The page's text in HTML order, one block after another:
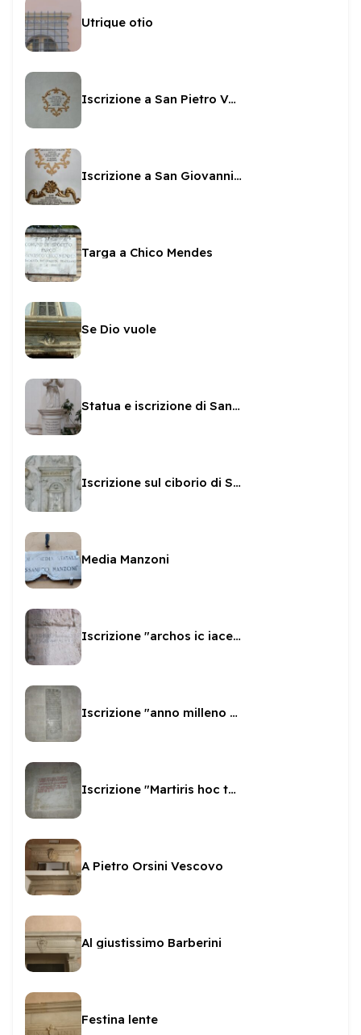
Utrique otio
Iscrizione a San Pietro Vescovo in San Pietro
Iscrizione a San Giovanni vescovo in San Pietro
Targa a Chico Mendes
Se Dio vuole
Statua e iscrizione di San Brizio in San Pietro
Iscrizione sul ciborio di San Gregorio
Media Manzoni
Iscrizione "archos ic iacens adam"
Iscrizione "anno milleno sexto"
Iscrizione "Martiris hoc templum"
A Pietro Orsini Vescovo
Al giustissimo Barberini
Festina lente